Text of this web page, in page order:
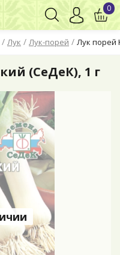
/ Лук / Лук-порей / Лук порей
0
(СеДеК), 1 г